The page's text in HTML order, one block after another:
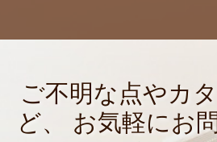
ご不明な点やカ
ど、
お気軽にお